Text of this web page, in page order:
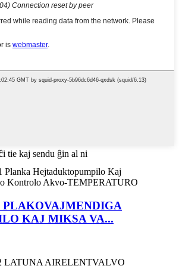
tie kaj sendu ĝin al ni
PLAKOVAJMENDIGA
KAJ MIKSA VA...